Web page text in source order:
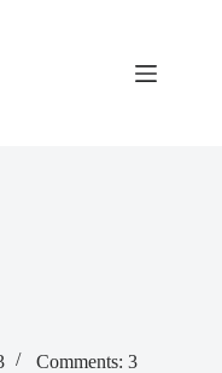
Comments: 3